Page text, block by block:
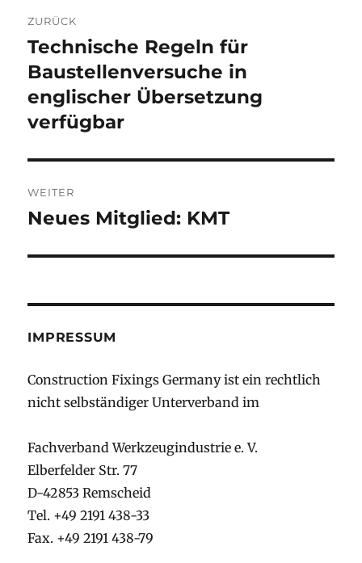
ZURÜCK
Vorheriger
Beitrag:
Technische Regeln für
Baustellenversuche in
englischer Übersetzung
verfügbar
WEITER
Nächster
Neues Mitglied: KMT
IMPRESSUM
Construction Fixings Germany ist ein rechtlich
nicht selbständiger Unterverband im
Fachverband Werkzeugindustrie e. V.
Elberfelder Str. 77
D-42853 Remscheid
Tel. +49 2191 438-33
Fax. +49 2191 438-79